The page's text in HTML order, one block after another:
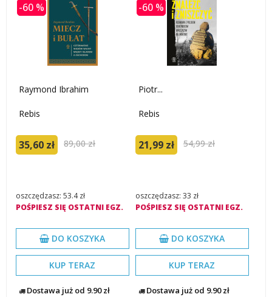
-60 %
Raymond Ibrahim
Rebis
35,60 zł 89,00 zł
oszczędzasz: 53.4 zł
POŚPIESZ SIĘ OSTATNI EGZ.
DO KOSZYKA
KUP TERAZ
Dostawa już od 9.90 zł
-60 %
Piotr...
Rebis
21,99 zł 54,99 zł
oszczędzasz: 33 zł
POŚPIESZ SIĘ OSTATNI EGZ.
DO KOSZYKA
KUP TERAZ
Dostawa już od 9.90 zł